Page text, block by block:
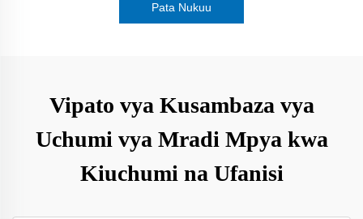
Pata Nukuu
Vipato vya Kusambaza vya
Uchumi vya Mradi Mpya kwa
Kiuchumi na Ufanisi